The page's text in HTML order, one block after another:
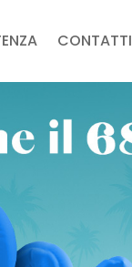
CONTATTI